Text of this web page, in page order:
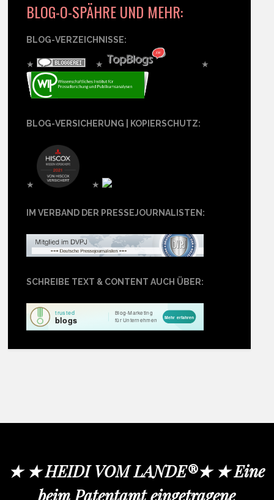
BLOG-O-SPÄHRE UND MEHR:
BLOG-VERZEICHNISSE:
★ ★ ★
BLOG-VERSICHERUNG | KOPIERSCHUTZ:
★ ★
IM VERBAND DER PRESSEJOURNALISTEN:
SCHREIBE TEXT & CONTENT AUCH ÜBER:
★ ★ HEIDI VOM LANDE®★ ★ Eine
beim Patentamt eingetragene